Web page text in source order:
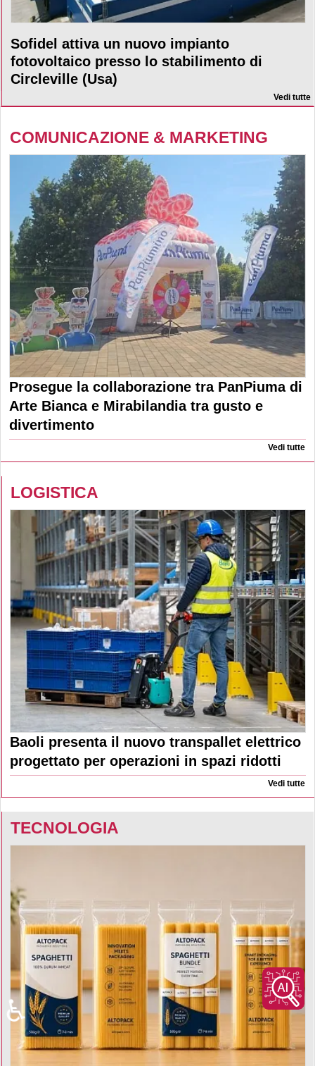
Sofidel attiva un nuovo impianto
fotovoltaico presso lo stabilimento di
Circleville (Usa)
Vedi tutte
COMUNICAZIONE & MARKETING
Prosegue la collaborazione tra PanPiuma di
Arte Bianca e Mirabilandia tra gusto e
divertimento
Vedi tutte
LOGISTICA
Baoli presenta il nuovo transpallet elettrico
progettato per operazioni in spazi ridotti
Vedi tutte
TECNOLOGIA